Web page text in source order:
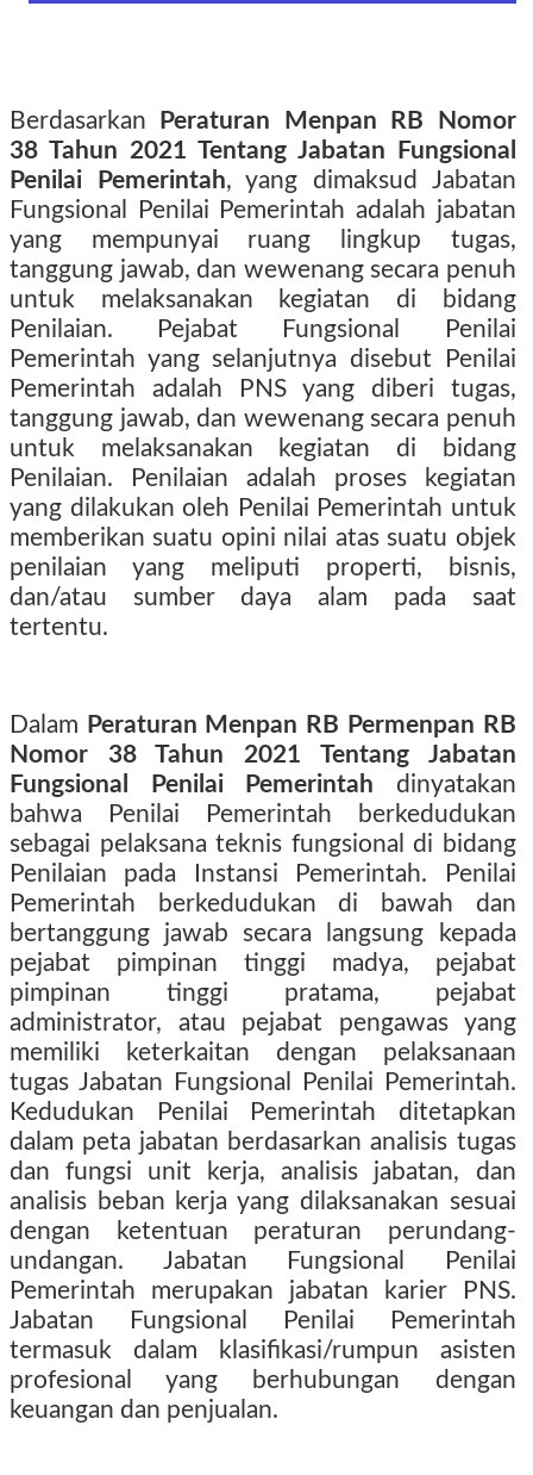
Berdasarkan
Peraturan Menpan RB Nomor
38 Tahun 2021 Tentang Jabatan Fungsional
Penilai Pemerintah, yang dimaksud Jabatan
Fungsional Penilai Pemerintah adalah jabatan
yang mempunyai ruang lingkup tugas,
tanggung jawab, dan wewenang secara penuh
untuk melaksanakan kegiatan di bidang
Penilaian. Pejabat Fungsional Penilai
Pemerintah yang selanjutnya disebut Penilai
Pemerintah adalah PNS yang diberi tugas,
tanggung jawab, dan wewenang secara penuh
untuk melaksanakan kegiatan di bidang
Penilaian. Penilaian adalah proses kegiatan
yang dilakukan oleh Penilai Pemerintah untuk
memberikan suatu opini nilai atas suatu objek
penilaian yang meliputi properti, bisnis,
dan/atau sumber daya alam pada saat
tertentu.
Dalam Peraturan Menpan RB Permenpan RB
Nomor 38 Tahun 2021 Tentang Jabatan
Fungsional Penilai Pemerintah dinyatakan
bahwa Penilai Pemerintah berkedudukan
sebagai pelaksana teknis fungsional di bidang
Penilaian pada Instansi Pemerintah. Penilai
Pemerintah berkedudukan di bawah dan
bertanggung jawab secara langsung kepada
pejabat pimpinan tinggi madya, pejabat
pimpinan tinggi pratama, pejabat
administrator, atau pejabat pengawas yang
memiliki keterkaitan dengan pelaksanaan
tugas Jabatan Fungsional Penilai Pemerintah.
Kedudukan Penilai Pemerintah ditetapkan
dalam peta jabatan berdasarkan analisis tugas
dan fungsi unit kerja, analisis jabatan, dan
analisis beban kerja yang dilaksanakan sesuai
dengan ketentuan peraturan perundang-
undangan. Jabatan Fungsional Penilai
Pemerintah merupakan jabatan karier PNS.
Jabatan Fungsional Penilai Pemerintah
termasuk dalam klasifikasi/rumpun asisten
profesional yang berhubungan dengan
keuangan dan penjualan.